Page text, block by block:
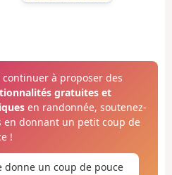
continuer à proposer des
gratuites et
en randonnée, soutenez-
en donnant un petit coup de
!
donne un coup de pouce